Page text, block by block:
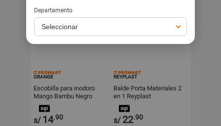
ORANGE
Escobilla para inodoro
Mango Bambu Negro
s/ 14.90
REYPLAST
Balde Porta Materiales 2
en 1 Reyplast
s/ 22.90
Departamento